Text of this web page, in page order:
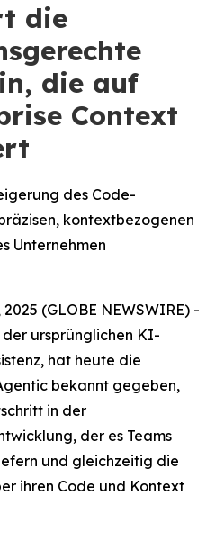
die
die auf
Context
des Code-
kontextbezogenen
Unternehmen
(GLOBE NEWSWIRE) -
ursprünglichen KI-
hat heute die
bekannt gegeben,
in der
der es Teams
und gleichzeitig die
ihren Code und Kontext